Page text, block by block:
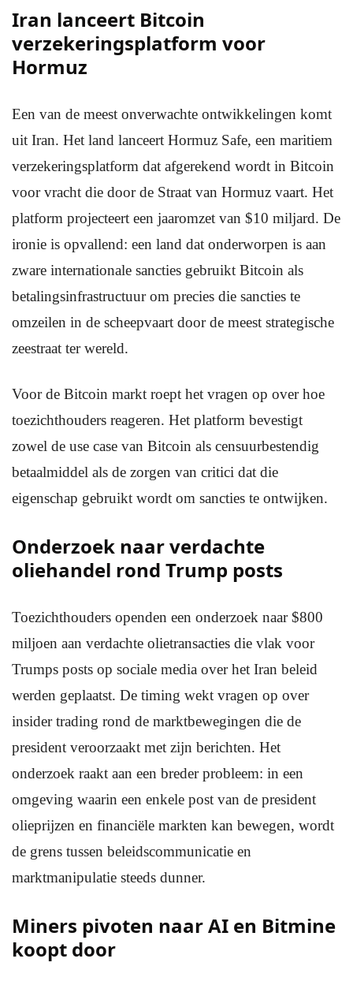
Iran lanceert Bitcoin
verzekeringsplatform voor
Hormuz
Een van de meest onverwachte ontwikkelingen komt
uit Iran. Het land lanceert Hormuz Safe, een maritiem
verzekeringsplatform dat afgerekend wordt in Bitcoin
voor vracht die door de Straat van Hormuz vaart. Het
platform projecteert een jaaromzet van $10 miljard. De
ironie is opvallend: een land dat onderworpen is aan
zware internationale sancties gebruikt Bitcoin als
betalingsinfrastructuur om precies die sancties te
omzeilen in de scheepvaart door de meest strategische
zeestraat ter wereld.
Voor de Bitcoin markt roept het vragen op over hoe
toezichthouders reageren. Het platform bevestigt
zowel de use case van Bitcoin als censuurbestendig
betaalmiddel als de zorgen van critici dat die
eigenschap gebruikt wordt om sancties te ontwijken.
Onderzoek naar verdachte
oliehandel rond Trump posts
Toezichthouders openden een onderzoek naar $800
miljoen aan verdachte olietransacties die vlak voor
Trumps posts op sociale media over het Iran beleid
werden geplaatst. De timing wekt vragen op over
insider trading rond de marktbewegingen die de
president veroorzaakt met zijn berichten. Het
onderzoek raakt aan een breder probleem: in een
omgeving waarin een enkele post van de president
olieprijzen en financiële markten kan bewegen, wordt
de grens tussen beleidscommunicatie en
marktmanipulatie steeds dunner.
Miners pivoten naar AI en Bitmine
koopt door